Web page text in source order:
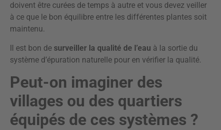
doivent être curées de temps à autre et vous devez veiller
à ce que le bon équilibre entre les différentes plantes soit
maintenu.
Il est bon de surveiller la qualité de l’eau à la sortie du
système d’épuration naturelle pour en vérifier la qualité.
Peut-on imaginer des
villages ou des quartiers
équipés de ces systèmes ?